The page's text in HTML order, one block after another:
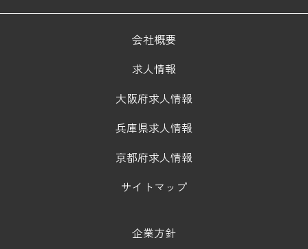
会社概要
求人情報
大阪府求人情報
兵庫県求人情報
京都府求人情報
サイトマップ
企業方針